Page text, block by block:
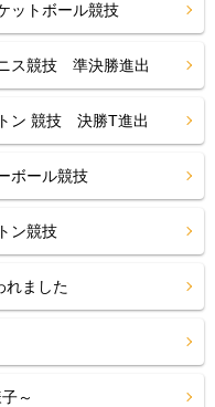
ットボール競技
ス競技 準決勝進出
ン 競技 決勝T進出
ボール競技
ン競技
れました
～